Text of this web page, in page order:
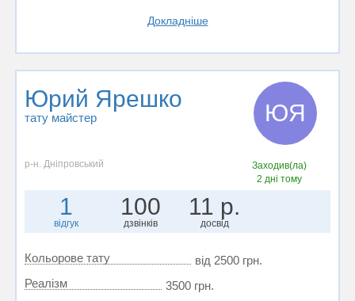
Докладніше
Юрий Ярешко
тату майстер ЮЯ
р-н. Дніпровський
Заходив(ла)
2 дні тому
1
відгук
100
дзвінків
11 р.
досвід
Кольорове тату
від 2500 грн.
Реалізм
3500 грн.